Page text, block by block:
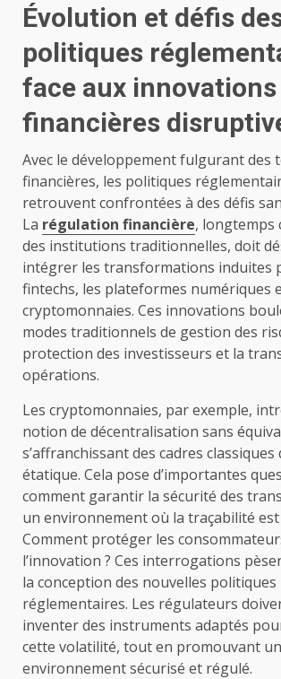
Évolution et défis
politiques
face aux innovations
financières
Avec le développement fulgurant des
financières, les politiques
retrouvent confrontées à des défis
La régulation financière, longtemps
des institutions traditionnelles, doit
intégrer les transformations induites
fintechs, les plateformes numériques
cryptomonnaies. Ces innovations
modes traditionnels de gestion des
protection des investisseurs et la
opérations.
Les cryptomonnaies, par exemple,
notion de décentralisation sans
s’affranchissant des cadres
étatique. Cela pose d’importantes
comment garantir la sécurité des
un environnement où la traçabilité
Comment protéger les
l’innovation ? Ces interrogations
la conception des nouvelles politiques
réglementaires. Les régulateurs
inventer des instruments adaptés
cette volatilité, tout en promouvant un
environnement sécurisé et régulé.